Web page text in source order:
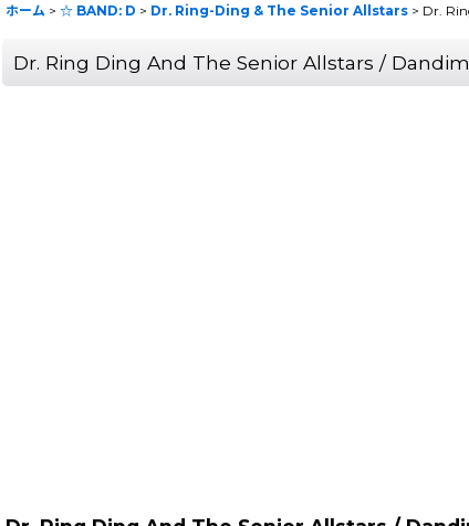
ホーム > ☆ BAND: D > Dr. Ring-Ding & The Senior Allstars > Dr.
Dr. Ring Ding And The Senior Allstars /